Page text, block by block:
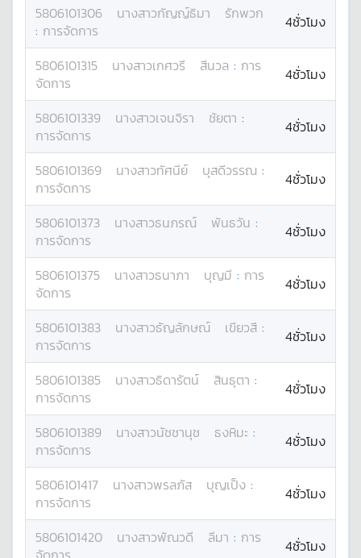
5806101306 นางสาวกัญญ์ธิมา
รักพวก
: การจัดการ 4ชั่วโมง
5806101315 นางสาวเกศวรี สีนวล : การ
จัดการ
4ชั่วโมง
5806101339 นางสาวเจนจิรา ชัยตา :
การจัดการ
4ชั่วโมง
5806101369 นางสาวทัศนีย์ บุสดีวรรณ :
การจัดการ
4ชั่วโมง
5806101373 นางสาวธนภรณ์ พันธวัน :
การจัดการ
4ชั่วโมง
5806101375 นางสาวธนาภา บุญมี : การ
จัดการ
4ชั่วโมง
5806101383 นางสาวธัญลักษณ์ เขียวสี :
การจัดการ
4ชั่วโมง
5806101385 นางสาวธิดารัตน์ สินธุตา :
การจัดการ
4ชั่วโมง
5806101389 นางสาวนัชชานุช ธงหิมะ :
การจัดการ
4ชั่วโมง
5806101417 นางสาวพรลภัส บุญเป็ง :
การจัดการ
4ชั่วโมง
5806101420 นางสาวพัณวดี ลีมา : การ
4ชั่วโมง